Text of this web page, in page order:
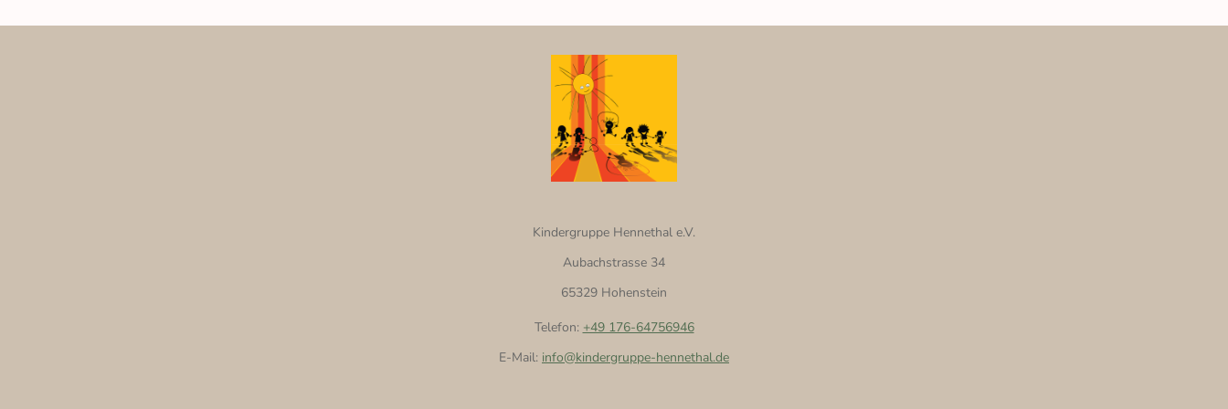
Kindergruppe Hennethal e.V.
Aubachstrasse 34
65329 Hohenstein
Telefon: +49 176-64756946
E-Mail: info@kindergruppe-hennethal.de